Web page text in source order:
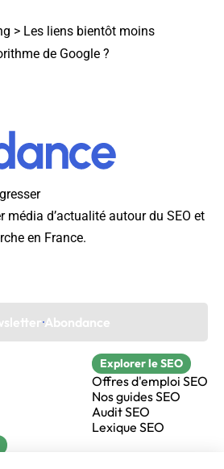
> Les liens bientôt moins
de Google ?
média d’actualité autour du SEO et
en France.
Abondance
Explorer le SEO
Offres d'emploi SEO
Nos guides SEO
Audit SEO
Lexique SEO